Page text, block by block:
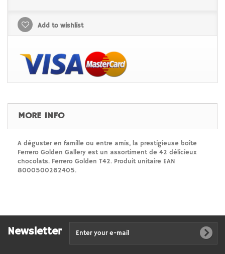
Add to wishlist
MORE INFO
A déguster en famille ou entre amis, la prestigieuse boîte
Ferrero Golden Gallery est un assortiment de 42 délicieux
chocolats. Ferrero Golden T42. Produit unitaire EAN
8000500262405.
Newsletter